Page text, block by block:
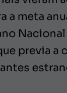
a meta
previa a